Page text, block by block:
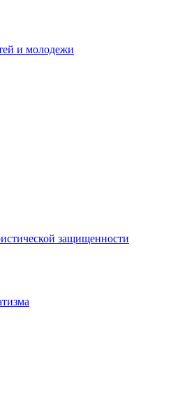
и молодежи
защищенности